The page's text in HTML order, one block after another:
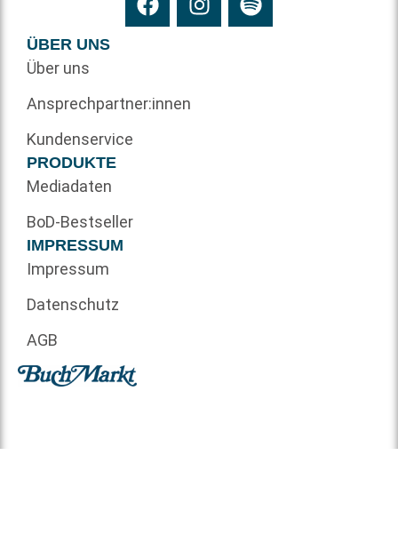
ÜBER UNS
Über uns
Ansprechpartner:innen
Kundenservice
PRODUKTE
Mediadaten
BoD-Bestseller
IMPRESSUM
Impressum
Datenschutz
AGB